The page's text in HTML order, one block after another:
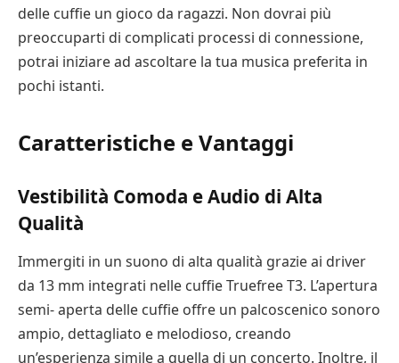
delle cuffie un gioco da ragazzi. Non dovrai più
preoccuparti di complicati processi di connessione,
potrai iniziare ad ascoltare la tua musica preferita in
pochi istanti.
Caratteristiche e Vantaggi
Vestibilità Comoda e Audio di Alta
Qualità
Immergiti in un suono di alta qualità grazie ai driver
da 13 mm integrati nelle cuffie Truefree T3. L’apertura
semi- aperta delle cuffie offre un palcoscenico sonoro
ampio, dettagliato e melodioso, creando
un’esperienza simile a quella di un concerto. Inoltre, il